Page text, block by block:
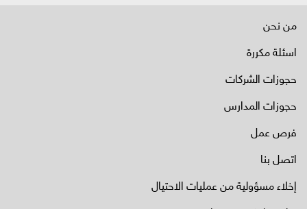
من نحن
اسئلة مكررة
حجوزات الشركات
حجوزات المدارس
فرص عمل
اتصل بنا
إخلاء مسؤولية من عمليات الاحتيال